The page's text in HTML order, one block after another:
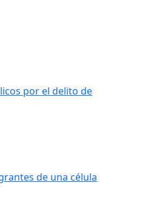
por el delito de
de una célula